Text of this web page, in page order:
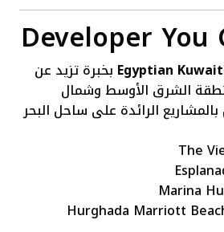
Developer
Egyptianبخبرة تزيد عن
الشرق الأوسط وشمال
الرائدة على ساحل البحر
The
Marina
Hurghada Marriott